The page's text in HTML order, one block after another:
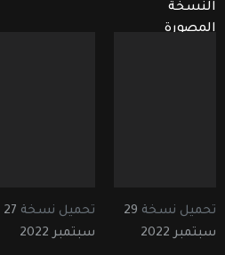
النسخة
المصورة
تحميل نسخة 29
سبتمبر 2022
تحميل نسخة 27
سبتمبر 2022